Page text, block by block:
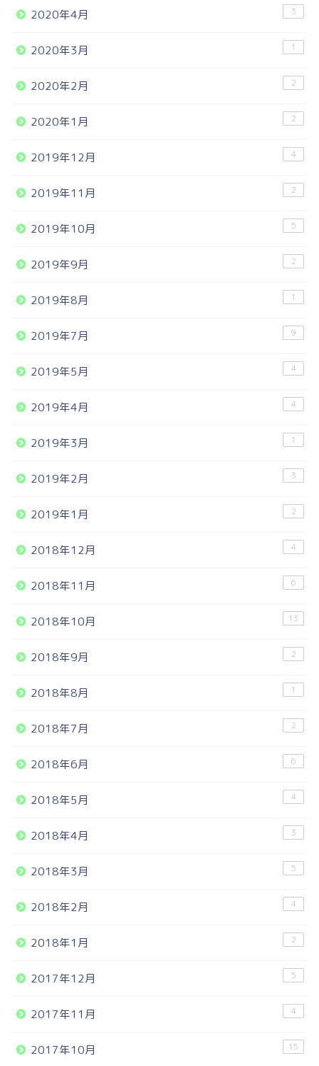
2020年4月 3
2020年3月 1
2020年2月 2
2020年1月 2
2019年12月 4
2019年11月 2
2019年10月 5
2019年9月 2
2019年8月 1
2019年7月 9
2019年5月 4
2019年4月 4
2019年3月 1
2019年2月 3
2019年1月 2
2018年12月 4
2018年11月 6
2018年10月 13
2018年9月 2
2018年8月 1
2018年7月 2
2018年6月 6
2018年5月 4
2018年4月 3
2018年3月 5
2018年2月 4
2018年1月 2
2017年12月 5
2017年11月 4
2017年10月 15